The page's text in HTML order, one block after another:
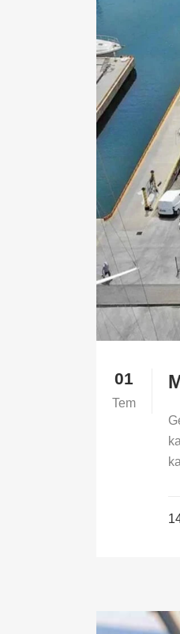
01
Tem